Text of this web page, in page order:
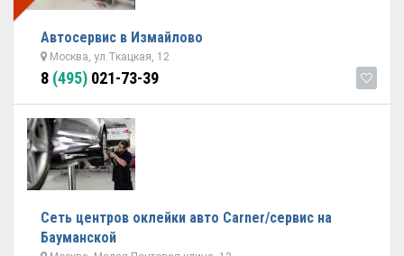
Автосервис в Измайлово
Москва, ул.Ткацкая, 12
8 (495) 021-73-39
Сеть центров оклейки авто Carner/сервис на
Бауманской